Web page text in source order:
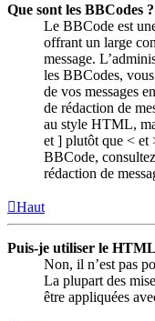
Que sont les BBCodes ?
Le BBCode est
offrant un large
message.
les BBCodes,
de vos messages
de rédaction de
au style HTML,
et ] plutôt que < et
BBCode,
rédaction de
Haut
Puis-je utiliser le
Non, il n’est pas
La plupart des
être appliquées